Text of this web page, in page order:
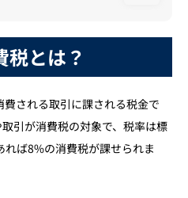
たす取引
とは？
される取引に課される税金で
引が消費税の対象で、税率は標
ば8%の消費税が課せられま